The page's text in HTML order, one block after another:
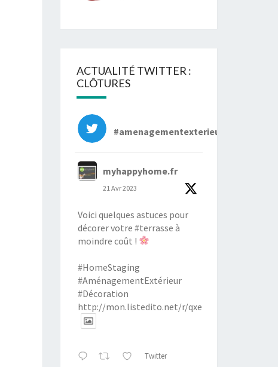
ACTUALITÉ TWITTER :
CLÔTURES
#amenagementexterieur
myhappyhome.fr
21 Avr 2023
Voici quelques astuces pour
décorer votre #terrasse à
moindre coût !
#HomeStaging
#AménagementExtérieur
#Décoration
http://mon.listedito.net/r/qxen42o
Twitter